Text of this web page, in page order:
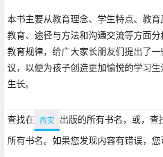
本书主要从教育理念、学生特点、教
教育、途径与方法和沟通交流等方面
教育规律，给广大家长朋友们提出了
议，以便为孩子创造更加愉悦的学习
生长。
查找在 西安 出版的所有书名，或，查
所有书名。如果您发现内容有错误，